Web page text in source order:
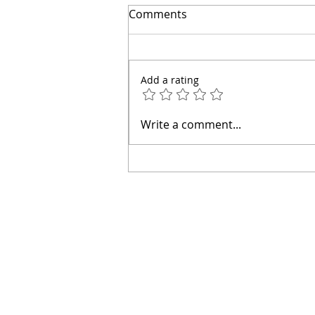
El secreto para ahorrar
Comments
Add a rating
Write a comment...